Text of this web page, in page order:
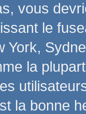
vous
le
York,
la
la bonne